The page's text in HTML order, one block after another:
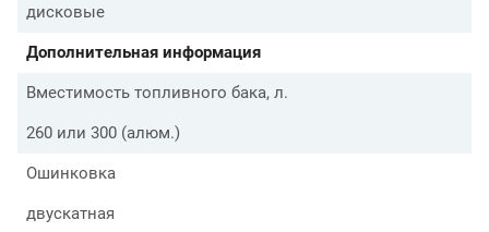
дисковые
Дополнительная информация
Вместимость топливного бака, л.
260 или 300 (алюм.)
Ошинковка
двускатная